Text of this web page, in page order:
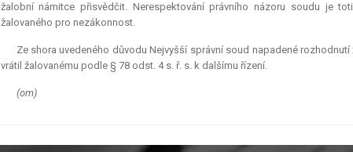
žalobní námitce přisvědčit. Nerespektování právního názoru soudu je
žalovaného pro nezákonnost.
Ze shora uvedeného důvodu Nejvyšší správní soud napadené
vrátil žalovanému podle § 78 odst. 4 s. ř. s. k dalšímu řízení.
(om)